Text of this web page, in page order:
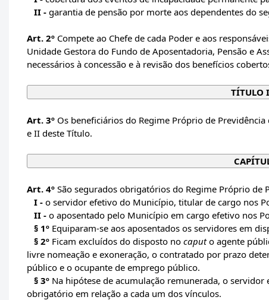
II - garantia de pensão por morte aos dependentes do
Art. 2º Compete ao Chefe de cada Poder e aos
Unidade Gestora do Fundo de Aposentadoria, Pensão e
necessários à concessão e à revisão dos benefícios
TÍTULO
Art. 3º Os beneficiários do Regime Próprio de
e II deste Título.
Art. 4º São segurados obrigatórios do Regime Próprio de
I - o servidor efetivo do Município, titular de cargo nos
II - o aposentado pelo Município em cargo efetivo nos
§ 1º Equiparam-se aos aposentados os servidores em
§ 2º Ficam excluídos do disposto no caputo agente
livre nomeação e exoneração, o contratado por prazo
público e o ocupante de emprego público.
§ 3º Na hipótese de acumulação remunerada, o
obrigatório em relação a cada um dos vínculos.